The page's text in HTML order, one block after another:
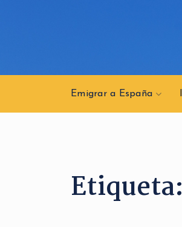
Emigrar a España
Etiqueta: